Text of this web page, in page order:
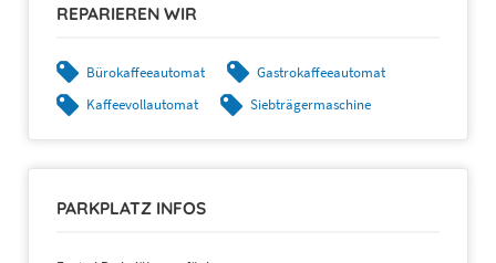
REPARIEREN WIR
Bürokaffeeautomat
Gastrokaffeeautomat
Kaffeevollautomat
Siebträgermaschine
PARKPLATZ INFOS